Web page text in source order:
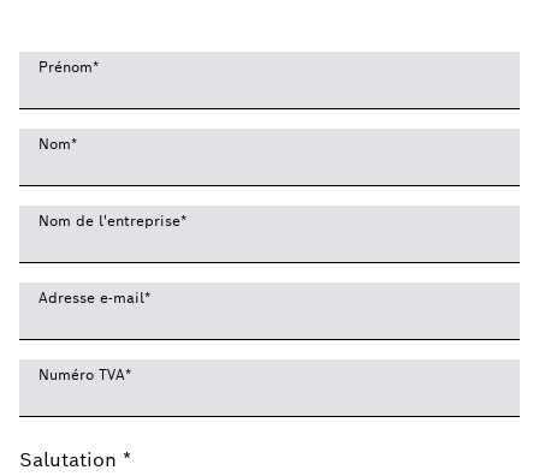
Prénom*
Nom*
Nom de l'entreprise*
Adresse e-mail*
Numéro TVA*
Salutation *